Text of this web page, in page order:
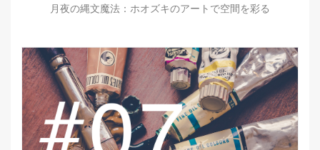
月夜の縄文魔法：ホオズキのアートで空間を彩る